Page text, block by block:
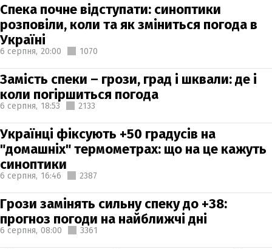
Спека почне відступати: синоптики
розповіли, коли та як зміниться погода в
Україні
6 серпня, 20:00 1070
Замість спеки – грози, град і шквали: де і
коли погіршиться погода
6 серпня, 18:53 2133
Українці фіксують +50 градусів на
"домашніх" термометрах: що на це кажуть
синоптики
6 серпня, 16:46 2387
Грози замінять сильну спеку до +38:
прогноз погоди на найближчі дні
6 серпня, 08:00 3361